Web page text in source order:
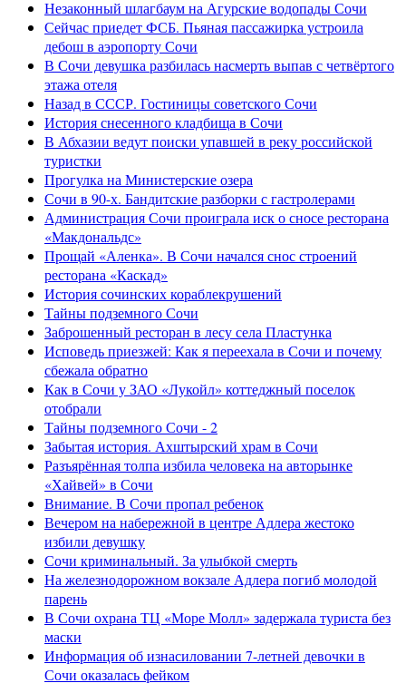
Незаконный шлагбаум на Агурские водопады Сочи
Сейчас приедет ФСБ. Пьяная пассажирка устроила
дебош в аэропорту Сочи
В Сочи девушка разбилась насмерть выпав с четвёртого
этажа отеля
Назад в СССР. Гостиницы советского Сочи
История снесенного кладбища в Сочи
В Абхазии ведут поиски упавшей в реку российской
туристки
Прогулка на Министерские озера
Сочи в 90-х. Бандитские разборки с гастролерами
Администрация Сочи проиграла иск о сносе ресторана
«Макдональдс»
Прощай «Аленка». В Сочи начался снос строений
ресторана «Каскад»
История сочинских кораблекрушений
Тайны подземного Сочи
Заброшенный ресторан в лесу села Пластунка
Исповедь приезжей: Как я переехала в Сочи и почему
сбежала обратно
Как в Сочи у ЗАО «Лукойл» коттеджный поселок
отобрали
Тайны подземного Сочи - 2
Забытая история. Ахштырский храм в Сочи
Разъярённая толпа избила человека на авторынке
«Хайвей» в Сочи
Внимание. В Сочи пропал ребенок
Вечером на набережной в центре Адлера жестоко
избили девушку
Сочи криминальный. За улыбкой смерть
На железнодорожном вокзале Адлера погиб молодой
парень
В Сочи охрана ТЦ «Море Молл» задержала туриста без
маски
Информация об изнасиловании 7-летней девочки в
Сочи оказалась фейком